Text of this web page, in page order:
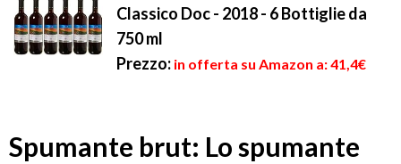
Classico Doc - 2018 - 6 Bottiglie da
750 ml
Prezzo: in offerta su Amazon a: 41,4€
Spumante brut: Lo spumante